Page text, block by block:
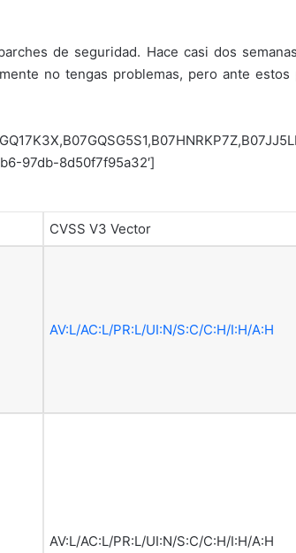
de seguridad. Hace casi dos
no tengas problemas, pero ante estos
97db-8d50f7f95a32′]
CVSS V3 Vector
AV:L/AC:L/PR:L/UI:N/S:C/C:H/I:H/A:H
AV:L/AC:L/PR:L/UI:N/S:C/C:H/I:H/A:H